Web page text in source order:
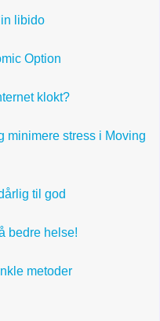
libido
Option
klokt?
minimere stress i Moving
til god
bedre helse!
metoder